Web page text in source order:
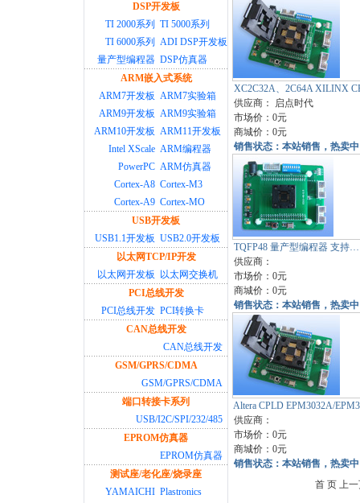
DSP开发板
TI 2000系列
TI 5000系列
TI 6000系列
ADI DSP开发板
量产型编程器 DSP仿真器
ARM嵌入式系统
ARM7开发板 ARM7实验箱
ARM9开发板 ARM9实验箱
ARM10开发板 ARM11开发板
Intel XScale ARM编程器
PowerPC ARM仿真器
Cortex-A8 Cortex-M3
Cortex-A9 Cortex-MO
USB开发板
USB1.1开发板 USB2.0开发板
以太网TCP/IP开发
以太网开发板
以太网交换机
PCI总线开发
PCI总线开发 PCI转换卡
CAN总线开发
CAN总线开发
GSM/GPRS/CDMA
GSM/GPRS/CDMA
端口转接卡系列
USB/I2C/SPI/232/485
EPROM仿真器
EPROM仿真器
测试座/老化座/烧录座
YAMAICHI Plastronics
XC2C32A、2C64A XILINX
供应商：
启点时代
市场价：0元
商城价：0元
销售状态：本站销售，热卖中
TQFP48 量产型编程器 支持…
供应商：
市场价：0元
商城价：0元
销售状态：本站销售，热卖中
Altera CPLD EPM3032A/
供应商：
市场价：0元
商城价：0元
销售状态：本站销售，热卖中
首 页 上